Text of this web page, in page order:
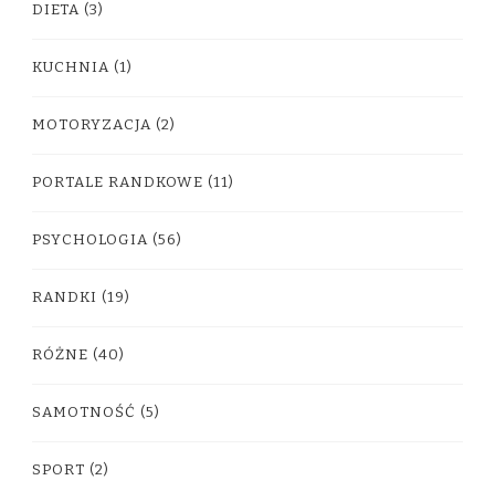
DIETA (3)
KUCHNIA (1)
MOTORYZACJA (2)
PORTALE RANDKOWE (11)
PSYCHOLOGIA (56)
RANDKI (19)
RÓŻNE (40)
SAMOTNOŚĆ (5)
SPORT (2)